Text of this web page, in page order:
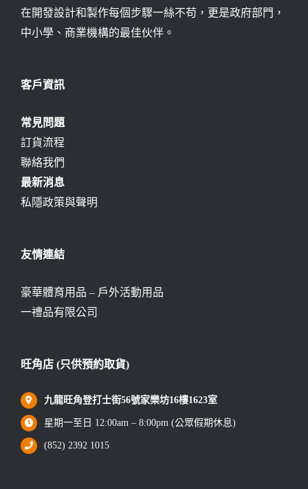
在開發設計和製作每個步驟一絲不苟，更是政府部門，
中小學、商業機構的最佳伙伴。
客戶資訊
常見問題
訂貨流程
聯絡我們
最新消息
私隱政策與聲明
友情連結
豪華體育用品 – 戶外活動用品
一禮品有限公司
旺角店 (只供預約取貨)
九龍旺角登打士街56號家樂坊16樓1623室
星期一至日 12:00am – 8:00pm (公眾假期休息)
(852) 2392 1015